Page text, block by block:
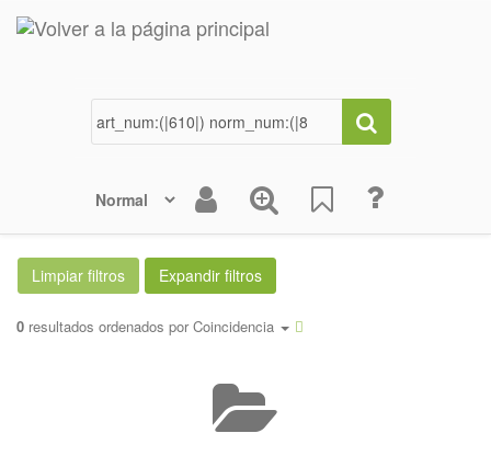
0 resultados ordenados por Coincidencia